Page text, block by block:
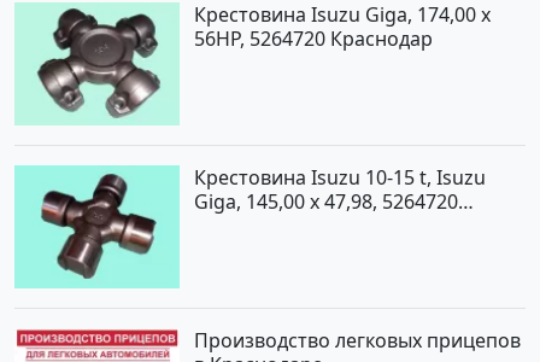
Крестовина Isuzu Giga, 174,00 x
56HP, 5264720 Краснодар
Крестовина Isuzu 10-15 t, Isuzu
Giga, 145,00 x 47,98, 5264720
Производство легковых прицепов